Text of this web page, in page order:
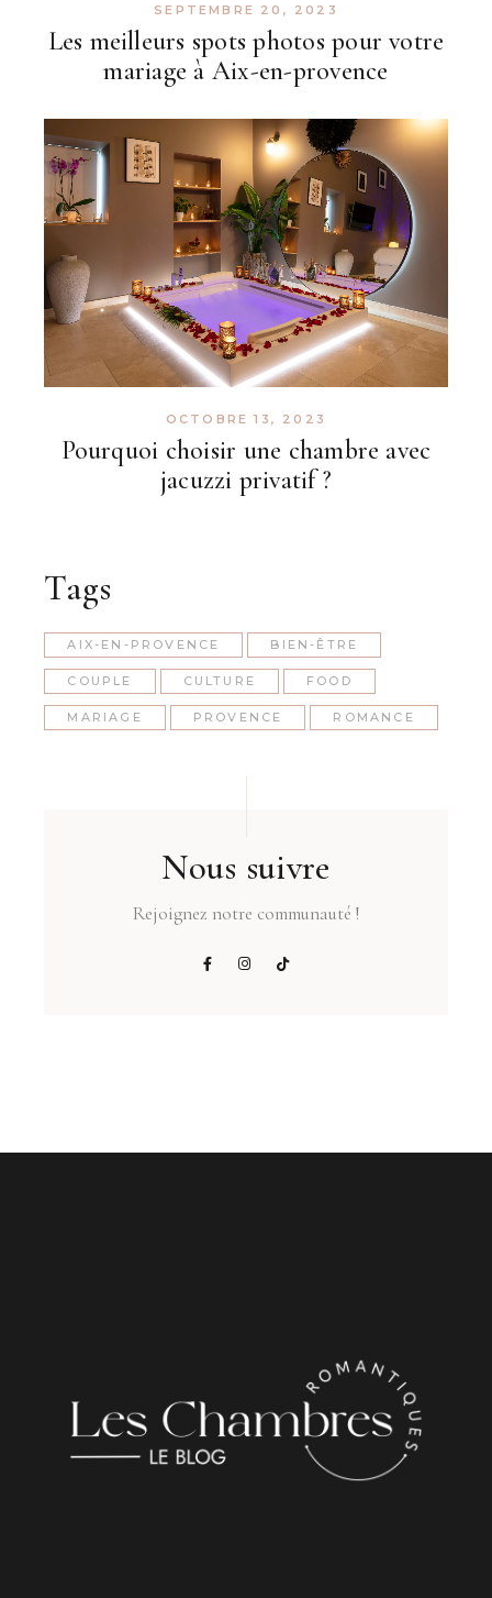
Les meilleurs spots photos pour votre
mariage à Aix-en-provence
SEPTEMBRE 20, 2023
Pourquoi choisir une chambre avec
jacuzzi privatif ?
OCTOBRE 13, 2023
Tags
AIX-EN-PROVENCE BIEN-ÊTRE
COUPLE CULTURE FOOD
MARIAGE PROVENCE ROMANCE
Nous suivre
Rejoignez notre communauté !